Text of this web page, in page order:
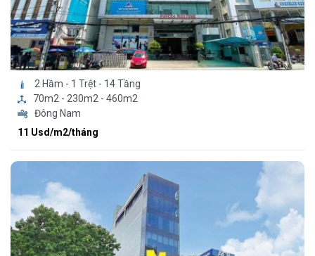
2 Hầm - 1 Trệt - 14 Tầng
70m2 - 230m2 - 460m2
Đông Nam
11 Usd/m2/tháng